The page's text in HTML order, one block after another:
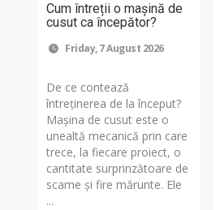
Cum întreții o mașină de
cusut ca începător?
Friday, 7 August 2026
De ce contează
întreținerea de la început?
Mașina de cusut este o
unealtă mecanică prin care
trece, la fiecare proiect, o
cantitate surprinzătoare de
scame și fire mărunte. Ele
...